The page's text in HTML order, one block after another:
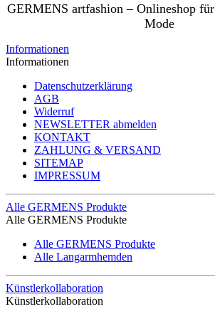
GERMENS artfashion – Onlineshop
Mode
Informationen
Informationen
Datenschutzerklärung
AGB
Widerruf
NEWSLETTER abmelden
KONTAKT
ZAHLUNG & VERSAND
SITEMAP
IMPRESSUM
Alle GERMENS Produkte
Alle GERMENS Produkte
Alle GERMENS Produkte
Alle Langarmhemden
Künstlerkollaboration
Künstlerkollaboration